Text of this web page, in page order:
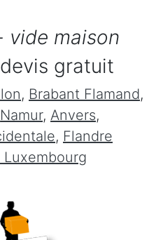
vide maison
gratuit
, Brabant Flamand,
Namur, Anvers,
, Flandre